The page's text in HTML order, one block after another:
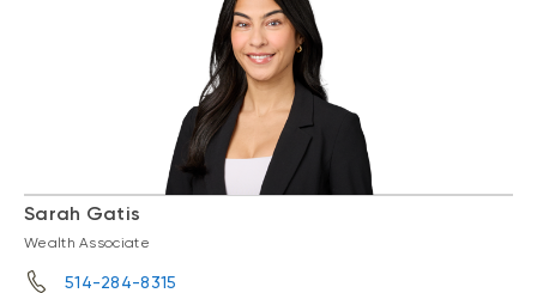
Sarah Gatis
Wealth Associate
514-284-8315